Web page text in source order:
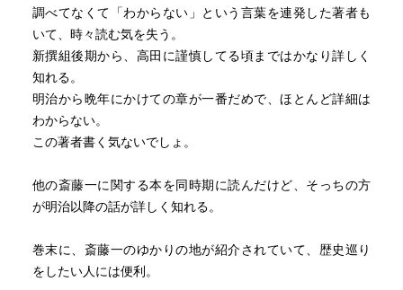
調べてなくて「わからない」という言葉を連発した著者も
いて、時々読む気を失う。
新撰組後期から、高田に謹慎してる頃まではかなり詳しく
知れる。
明治から晩年にかけての章が一番だめで、ほとんど詳細は
わからない。
この著者書く気ないでしょ。
他の斎藤一に関する本を同時期に読んだけど、そっちの方
が明治以降の話が詳しく知れる。
巻末に、斎藤一のゆかりの地が紹介されていて、歴史巡り
をしたい人には便利。